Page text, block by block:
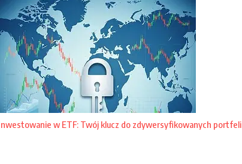
w ETF: Twój klucz do zdywersyfikowanych portfeli